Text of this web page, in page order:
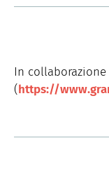
In collaborazione
(https://